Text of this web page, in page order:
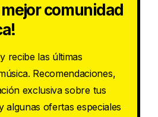
mejor comunidad
recibe las últimas
Recomendaciones,
exclusiva sobre tus
algunas ofertas especiales